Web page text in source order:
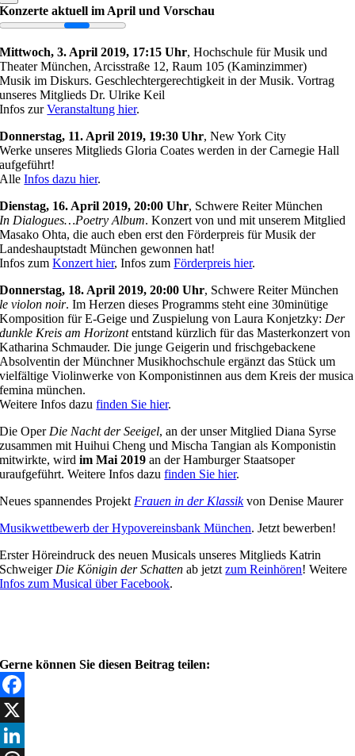
Konzerte aktuell im April und Vorschau
Mittwoch, 3. April 2019, 17:15 Uhr, Hochschule für Musik und
Theater München, Arcisstraße 12, Raum 105 (Kaminzimmer)
Musik im Diskurs. Geschlechtergerechtigkeit in der Musik. Vortrag
unseres Mitglieds Dr. Ulrike Keil
Infos zurVeranstaltung hier.
Donnerstag, 11. April 2019, 19:30 Uhr, New York City
Werke unseres Mitglieds Gloria Coates werden in der Carnegie Hall
aufgeführt!
AlleInfos dazu hier.
Dienstag, 16. April 2019, 20:00 Uhr, Schwere Reiter München
In Dialogues…Poetry Album. Konzert von und mit unserem Mitglied
Masako Ohta, die auch eben erst den Förderpreis für Musik der
Landeshauptstadt München gewonnen hat!
Infos zumKonzert hier, Infos zumFörderpreis hier.
Donnerstag, 18. April 2019, 20:00 Uhr, Schwere Reiter München
le violon noir. Im Herzen dieses Programms steht eine 30minütige
Komposition für E-Geige und Zuspielung von Laura Konjetzky: Der
dunkle Kreis am Horizontentstand kürzlich für das Masterkonzert von
Katharina Schmauder. Die junge Geigerin und frischgebackene
Absolventin der Münchner Musikhochschule ergänzt das Stück um
vielfältige Violinwerke von Komponistinnen aus dem Kreis der musica
femina münchen.
Weitere Infos dazufinden Sie hier.
Die Oper Die Nacht der Seeigel, an der unser Mitglied Diana Syrse
zusammen mit Huihui Cheng und Mischa Tangian als Komponistin
mitwirkte, wirdim Mai 2019 an der Hamburger Staatsoper
uraufgeführt. Weitere Infos dazufinden Sie hier.
Neues spannendes Projekt Frauen in der Klassikvon Denise Maurer
Musikwettbewerb der Hypovereinsbank München. Jetzt bewerben!
Erster Höreindruck des neuen Musicals unseres Mitglieds Katrin
Schweiger Die Königin der Schatten ab jetztzum Reinhören! Weitere
Infos zum Musical über Facebook.
Gerne können Sie diesen Beitrag teilen:
Facebook
X